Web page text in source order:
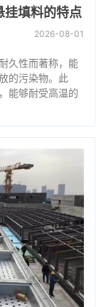
挂填料的特点
2026-08-01
久性而著称，能
的污染物。此
能够耐受高温的